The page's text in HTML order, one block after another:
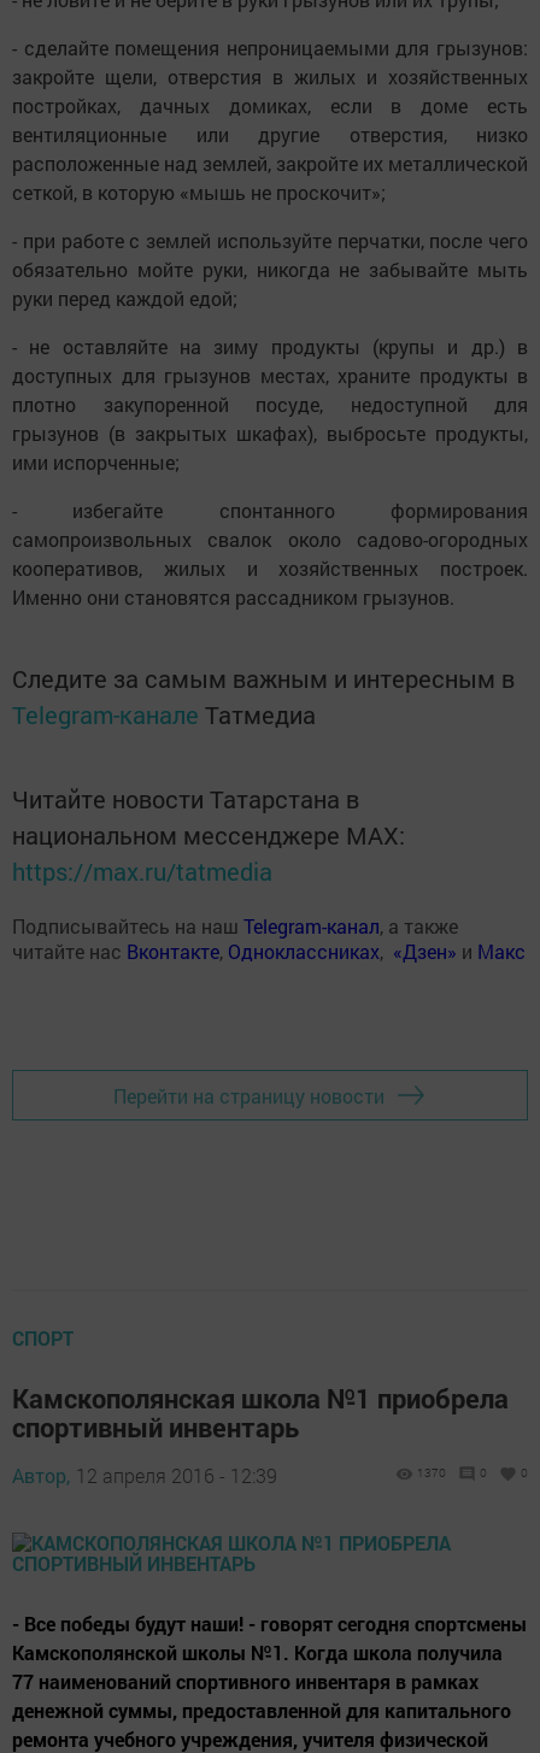
- сделайте помещения непроницаемыми для грызунов:
закройте щели, отверстия в жилых и хозяйственных
постройках, дачных домиках, если в доме есть
вентиляционные или другие отверстия, низко
расположенные над землей, закройте их металлической
сеткой, в которую «мышь не проскочит»;
- при работе с землей используйте перчатки, после чего
обязательно мойте руки, никогда не забывайте мыть
руки перед каждой едой;
- не оставляйте на зиму продукты (крупы и др.) в
доступных для грызунов местах, храните продукты в
плотно закупоренной посуде, недоступной для
грызунов (в закрытых шкафах), выбросьте продукты,
ими испорченные;
- избегайте спонтанного формирования
самопроизвольных свалок около садово-огородных
кооперативов, жилых и хозяйственных построек.
Именно они становятся рассадником грызунов.
Следите за самым важным и интересным в
Telegram-канале Татмедиа
Читайте новости Татарстана в
национальном мессенджере MАХ:
https://max.ru/tatmedia
Подписывайтесь на наш Telegram-канал, а также
читайте нас Вконтакте, Одноклассниках, «Дзен» и Макс
Перейти на страницу новости
СПОРТ
Камскополянская школа №1 приобрела
спортивный инвентарь
Автор, 12 апреля 2016 - 12:39 1370 0 0
- Все победы будут наши! - говорят сегодня спортсмены
Камскополянской школы №1. Когда школа получила
77 наименований спортивного инвентаря в рамках
денежной суммы, предоставленной для капитального
ремонта учебного учреждения, учителя физической